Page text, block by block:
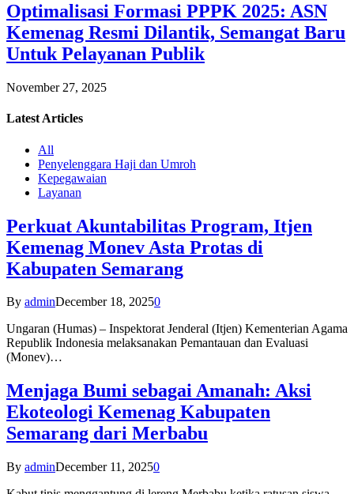
Optimalisasi Formasi PPPK 2025: ASN
Kemenag Resmi Dilantik, Semangat Baru
Untuk Pelayanan Publik
November 27, 2025
Latest Articles
All
Penyelenggara Haji dan Umroh
Kepegawaian
Layanan
Perkuat Akuntabilitas Program, Itjen
Kemenag Monev Asta Protas di
Kabupaten Semarang
By adminDecember 18, 20250
Ungaran (Humas) – Inspektorat Jenderal (Itjen) Kementerian Agama
Republik Indonesia melaksanakan Pemantauan dan Evaluasi
(Monev)…
Menjaga Bumi sebagai Amanah: Aksi
Ekoteologi Kemenag Kabupaten
Semarang dari Merbabu
By adminDecember 11, 20250